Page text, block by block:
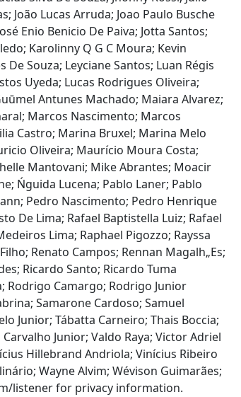
João Lucas Arruda; Joao Paulo Busche
Enio Benicio De Paiva; Jotta Santos;
Karolinny Q G C Moura; Kevin
Souza; Leyciane Santos; Luan Régis
Uyeda; Lucas Rodrigues Oliveira;
Antunes Machado; Maiara Alvarez;
Marcos Nascimento; Marcos
Castro; Marina Bruxel; Marina Melo
Oliveira; Maurício Moura Costa;
Mantovani; Mike Abrantes; Moacir
Ńguida Lucena; Pablo Laner; Pablo
Pedro Nascimento; Pedro Henrique
De Lima; Rafael Baptistella Luiz; Rafael
Lima; Raphael Pigozzo; Rayssa
Renato Campos; Rennan Magalh„Es;
Ricardo Santo; Ricardo Tuma
Rodrigo Camargo; Rodrigo Junior
Samarone Cardoso; Samuel
Junior; Tábatta Carneiro; Thais Boccia;
Junior; Valdo Raya; Victor Adriel
Hillebrand Andriola; Vinícius Ribeiro
Wayne Alvim; Wévison Guimarães;
listener for privacy information.